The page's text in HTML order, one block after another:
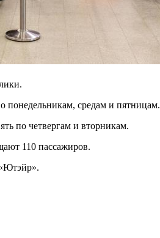
понедельникам, средам и пятницам.
по четвергам и вторникам.
110 пассажиров.